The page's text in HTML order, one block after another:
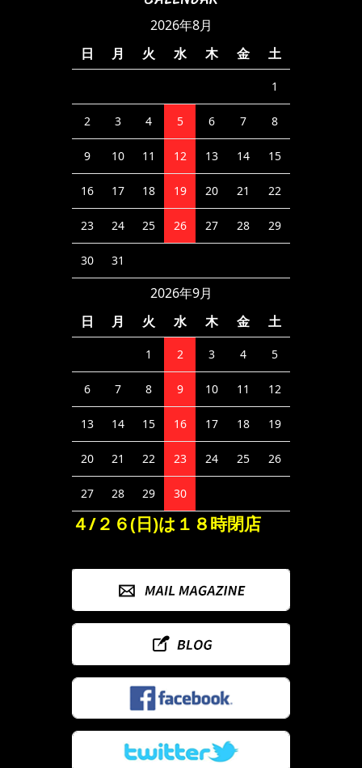
2026年8月
日
月 火 水 木 金 土
1
2 3 4 5 6 7 8
9 10 11 12 13 14 15
16 17 18 19 20 21 22
23 24 25 26 27 28 29
30 31
2026年9月
日
月 火 水 木 金 土
1 2 3 4 5
6 7 8 9 10 11 12
13 14 15 16 17 18 19
20 21 22 23 24 25 26
27 28 29 30
４/２６(日)は１８時閉店